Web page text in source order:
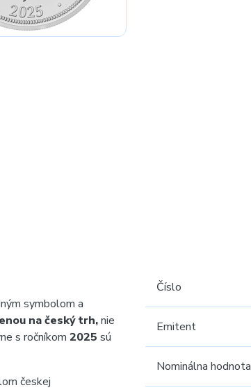
symbolom a
na český trh,nie
s ročníkom 2025 sú
českej
Číslo
Emitent
Nominálna hodnota